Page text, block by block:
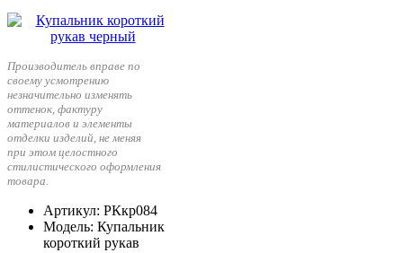
Производитель вправе по
своему усмотрению
незначительно изменять
оттенок, фактуру
материалов и элементы
отделки изделий, не меняя
при этом целостного
стилистического оформления
товара.
Артикул: РКкр084
Модель: Купальник
короткий рукав